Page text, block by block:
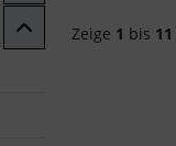
Zeige 1 bis 11